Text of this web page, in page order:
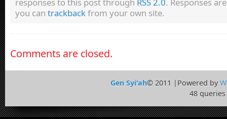
responses to this post through RSS 2.0. Responses
you can trackbackfrom your own site.
Comments are closed.
Gen Syi'ah© 2011 |Powered by
48 queries